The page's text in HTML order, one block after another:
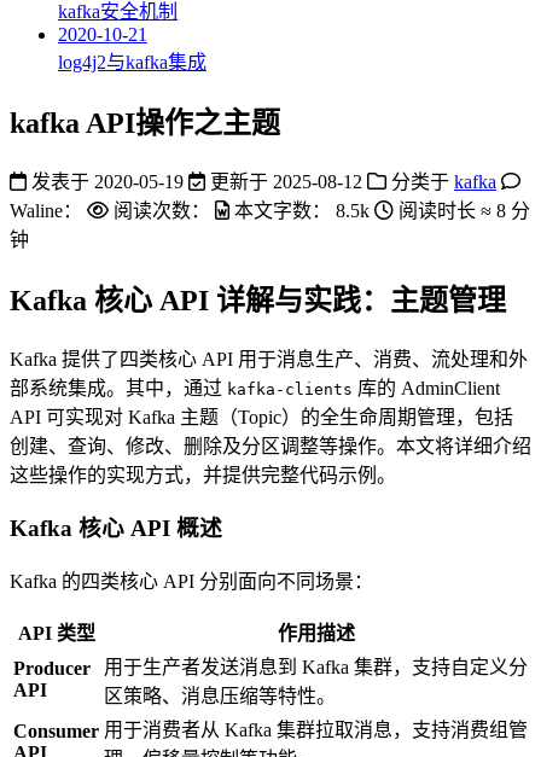
kafka安全机制
2020-10-21
log4j2与kafka集成
kafka API操作之主题
发表于 2020-05-19 更新于 2025-08-12 分类于 kafka
Waline：
阅读次数： 本文字数： 8.5k 阅读时长 ≈ 8 分
钟
Kafka 核心 API 详解与实践：主题管理
Kafka 提供了四类核心 API 用于消息生产、消费、流处理和外
部系统集成。其中，通过 kafka-clients 库的 AdminClient
API 可实现对 Kafka 主题（Topic）的全生命周期管理，包括
创建、查询、修改、删除及分区调整等操作。本文将详细介绍
这些操作的实现方式，并提供完整代码示例。
Kafka 核心 API 概述
Kafka 的四类核心 API 分别面向不同场景：
API 类型
作用描述
Producer
API
用于生产者发送消息到 Kafka 集群，支持自定义分
区策略、消息压缩等特性。
Consumer
API
用于消费者从 Kafka 集群拉取消息，支持消费组管